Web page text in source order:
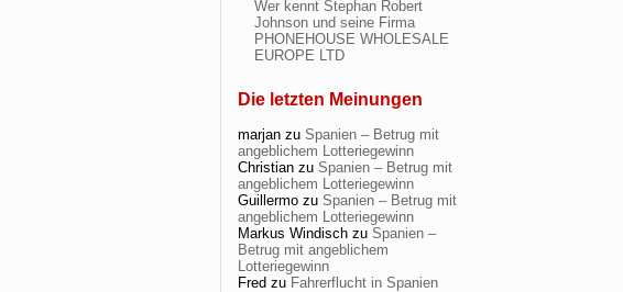
Wer kennt Stephan Robert
Johnson und seine Firma
PHONEHOUSE WHOLESALE
EUROPE LTD
Die letzten Meinungen
marjan zu Spanien – Betrug mit
angeblichem Lotteriegewinn
Christian zu Spanien – Betrug mit
angeblichem Lotteriegewinn
Guillermo zu Spanien – Betrug mit
angeblichem Lotteriegewinn
Markus Windisch zu Spanien –
Betrug mit angeblichem
Lotteriegewinn
Fred zu Fahrerflucht in Spanien